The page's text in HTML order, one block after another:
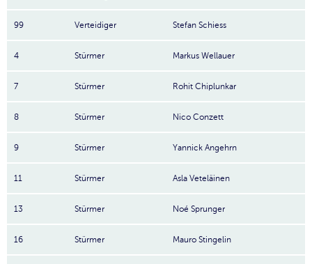
99 Verteidiger Stefan Schiess
4 Stürmer Markus Wellauer
7 Stürmer Rohit Chiplunkar
8 Stürmer Nico Conzett
9 Stürmer Yannick Angehrn
11 Stürmer Asla Veteläinen
13 Stürmer Noé Sprunger
16 Stürmer Mauro Stingelin